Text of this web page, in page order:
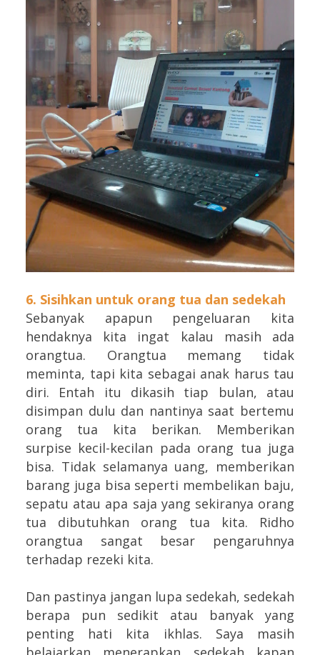
6. Sisihkan untuk orang tua dan sedekah
Sebanyak apapun pengeluaran kita
hendaknya kita ingat kalau masih ada
orangtua. Orangtua memang tidak
meminta, tapi kita sebagai anak harus tau
diri. Entah itu dikasih tiap bulan, atau
disimpan dulu dan nantinya saat bertemu
orang tua kita berikan. Memberikan
surpise kecil-kecilan pada orang tua juga
bisa. Tidak selamanya uang, memberikan
barang juga bisa seperti membelikan baju,
sepatu atau apa saja yang sekiranya orang
tua dibutuhkan orang tua kita. Ridho
orangtua sangat besar pengaruhnya
terhadap rezeki kita.
Dan pastinya jangan lupa sedekah, sedekah
berapa pun sedikit atau banyak yang
penting hati kita ikhlas. Saya masih